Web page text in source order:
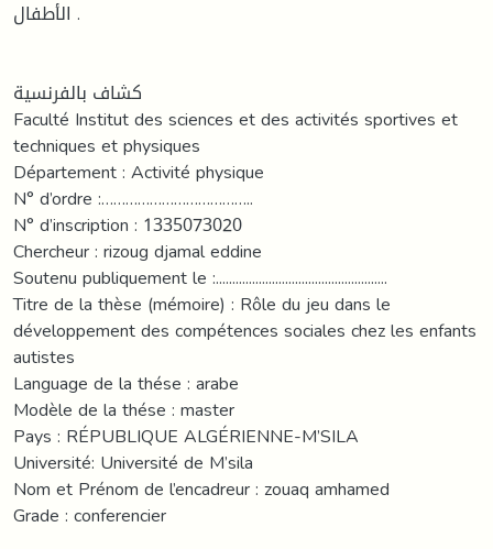
الأطفال .
كشاف بالفرنسية
Faculté Institut des sciences et des activités sportives et
techniques et physiques
Département : Activité physique
N° d’ordre :………………………………..
N° d’inscription : 1335073020
Chercheur : rizoug djamal eddine
Soutenu publiquement le :....................................................
Titre de la thèse (mémoire) : Rôle du jeu dans le
développement des compétences sociales chez les enfants
autistes
Language de la thése : arabe
Modèle de la thése : master
Pays : RÉPUBLIQUE ALGÉRIENNE-M’SILA
Université: Université de M’sila
Nom et Prénom de l’encadreur : zouaq amhamed
Grade : conferencier